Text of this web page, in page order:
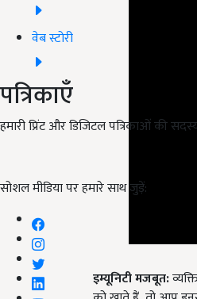
वेब स्टोरी
पत्रिकाएँ
हमारी प्रिंट और डिजिटल पत्रिकाओं की
सोशल मीडिया पर हमारे साथ जुड़ें:
को खाते हैं, तो आप